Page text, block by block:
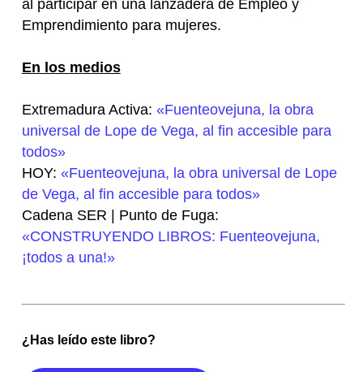
al participar en una lanzadera de Empleo y
Emprendimiento para mujeres.
En los medios
Extremadura Activa: «Fuenteovejuna, la obra
universal de Lope de Vega, al fin accesible para
todos»
HOY: «Fuenteovejuna, la obra universal de Lope
de Vega, al fin accesible para todos»
Cadena SER | Punto de Fuga:
«CONSTRUYENDO LIBROS: Fuenteovejuna,
¡todos a una!»
¿Has leído este libro?